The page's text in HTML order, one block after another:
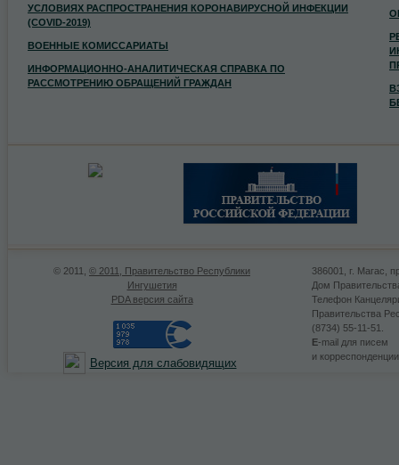
УСЛОВИЯХ РАСПРОСТРАНЕНИЯ КОРОНАВИРУСНОЙ ИНФЕКЦИИ
(COVID-2019)
ВОЕННЫЕ КОМИССАРИАТЫ
ИНФОРМАЦИОННО-АНАЛИТИЧЕСКАЯ СПРАВКА ПО
РАССМОТРЕНИЮ ОБРАЩЕНИЙ ГРАЖДАН
© 2011, © 2011, Правительство Республики
Ингушетия
PDA версия сайта
Версия для слабовидящих
386001, г. Магас,
Дом
Телефон
Правительства
(8734) 55-11-51.
E-mail для писем
и